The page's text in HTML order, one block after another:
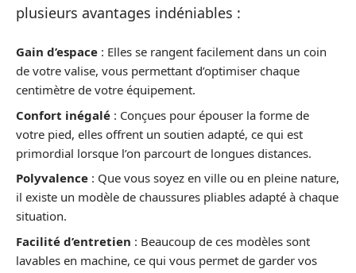
plusieurs avantages indéniables :
Gain d’espace : Elles se rangent facilement dans un coin
de votre valise, vous permettant d’optimiser chaque
centimètre de votre équipement.
Confort inégalé : Conçues pour épouser la forme de
votre pied, elles offrent un soutien adapté, ce qui est
primordial lorsque l’on parcourt de longues distances.
Polyvalence : Que vous soyez en ville ou en pleine nature,
il existe un modèle de chaussures pliables adapté à chaque
situation.
Facilité d’entretien : Beaucoup de ces modèles sont
lavables en machine, ce qui vous permet de garder vos